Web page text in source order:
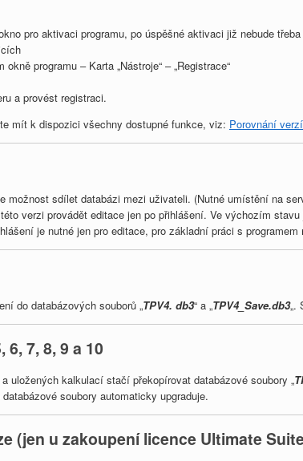
pro aktivaci programu, po úspěšné aktivaci již nebude
programu – Karta „Nástroje“ – „Registrace“
a provést registraci.
mít k dispozici všechny dostupné funkce, viz: Porovnání verzí
možnost sdílet databázi mezi uživateli. (Nutné umístění na
verzi provádět editace jen po přihlášení. Ve výchozím stavu
je nutné jen pro editace, pro základní práci s programem
do databázových souborů „TPV4. db3“ a „TPV4_Save.db3„.
7, 8, 9 a 10
uložených kalkulací stačí překopírovat databázové soubory „
soubory automaticky upgraduje.
(jen u zakoupení licence Ultimate